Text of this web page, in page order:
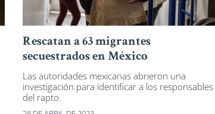
Rescatan a 63 migrantes
secuestrados en México
Las autoridades mexicanas abrieron una
investigación para identificar a los responsables
del rapto.